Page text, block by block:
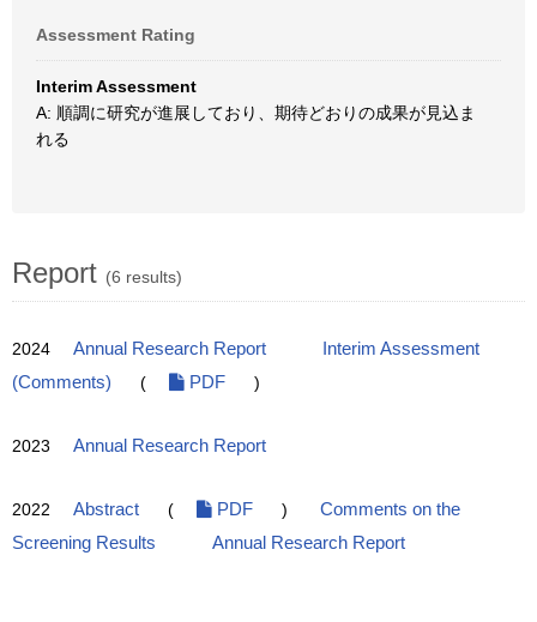
Assessment Rating
Interim Assessment
A: 順調に研究が進展しており、期待どおりの成果が見込ま
れる
Report (6 results)
2024 Annual Research Report
Interim Assessment
(Comments)
( PDF )
2023 Annual Research Report
2022 Abstract ( PDF )
Comments on the
Screening Results
Annual Research Report